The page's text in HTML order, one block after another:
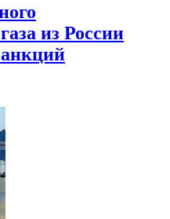
из России